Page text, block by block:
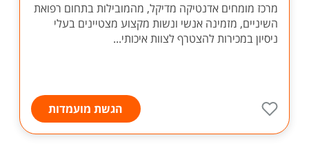
מרכז מומחים אדנטיקה מדיקל, מהמובילות בתחום רפואת
השיניים, מזמינה אנשי ונשות מקצוע מצטיינים בעלי
ניסיון במכירות להצטרף לצוות איכותי...
הגשת מועמדות